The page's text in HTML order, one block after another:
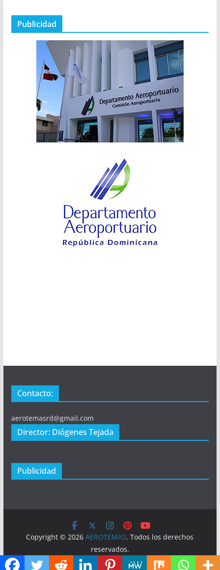
Publicidad
Contacto:
aerotemasrd@gmail.com
Director: Diógenes Tejada
Publicidad
Copyright © 2026AEROTEMAS. Todos los derechos
reservados.
Tema:ColorMag por ThemeGrill. Funciona con WordPress.